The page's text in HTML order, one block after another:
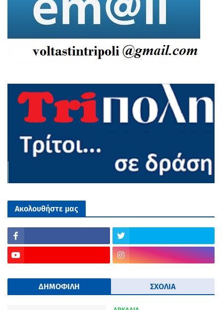
Ακολουθήστε μας
ΔΗΜΟΦΙΛΗ ΣΧΟΛΙΑ